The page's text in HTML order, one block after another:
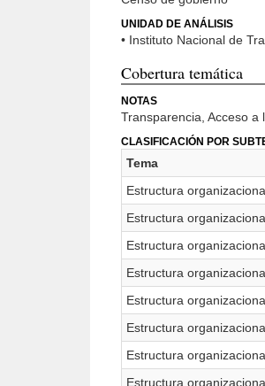
UNIDAD DE ANÁLISIS
• Instituto Nacional de
Cobertura temática
NOTAS
Transparencia, Acceso
CLASIFICACIÓN POR
Tema
Estructura
Estructura
Estructura
Estructura
Estructura
Estructura
Estructura
Estructura